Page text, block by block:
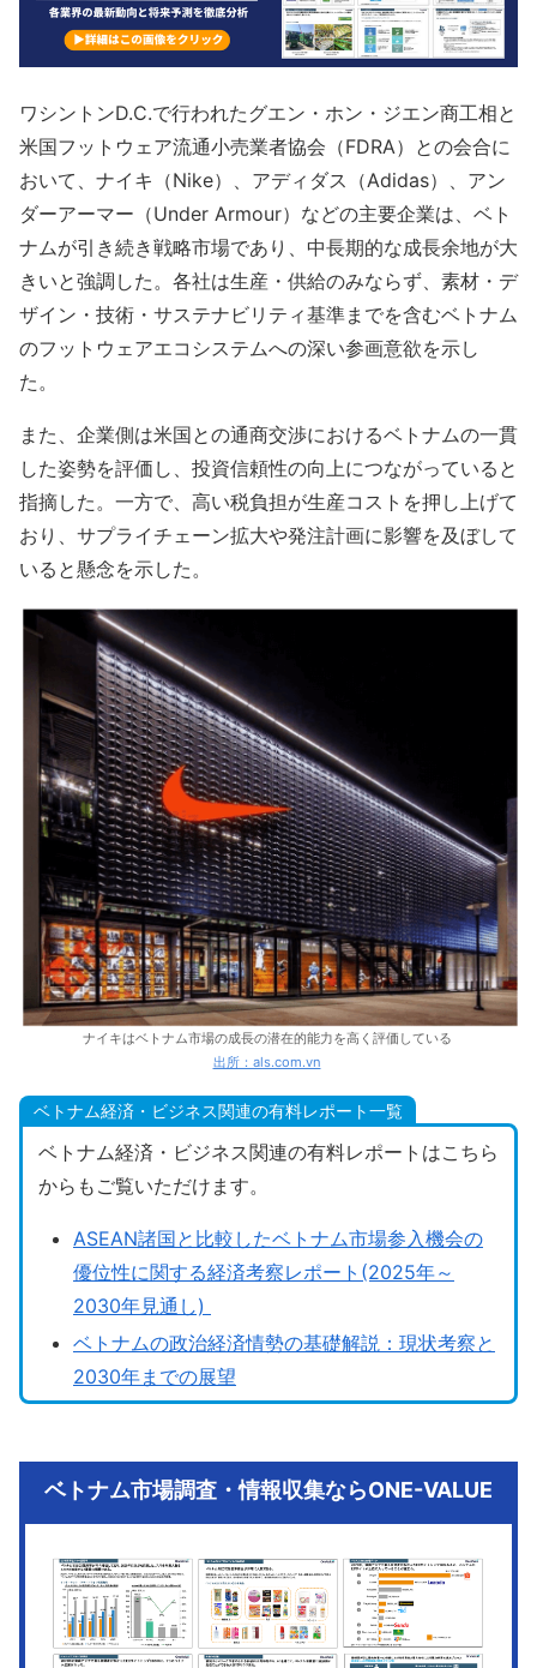
ワシントンD.C.で行われたグエン・ホン・ジエン商工相と
米国フットウェア流通小売業者協会（FDRA）との会合に
おいて、ナイキ（Nike）、アディダス（Adidas）、アン
ダーアーマー（Under Armour）などの主要企業は、ベト
ナムが引き続き戦略市場であり、中長期的な成長余地が大
きいと強調した。各社は生産・供給のみならず、素材・デ
ザイン・技術・サステナビリティ基準までを含むベトナム
のフットウェアエコシステムへの深い参画意欲を示し
た。
また、企業側は米国との通商交渉におけるベトナムの一貫
した姿勢を評価し、投資信頼性の向上につながっていると
指摘した。一方で、高い税負担が生産コストを押し上げて
おり、サプライチェーン拡大や発注計画に影響を及ぼして
いると懸念を示した。
ナイキはベトナム市場の成長の潜在的能力を高く評価している
出所：als.com.vn
ベトナム経済・ビジネス関連の有料レポート一覧
ベトナム経済・ビジネス関連の有料レポートはこちら
からもご覧いただけます。
ASEAN諸国と比較したベトナム市場参入機会の
優位性に関する経済考察レポート(2025年～
2030年見通し)
ベトナムの政治経済情勢の基礎解説：現状考察と
2030年までの展望
ベトナム市場調査・情報収集ならONE-VALUE